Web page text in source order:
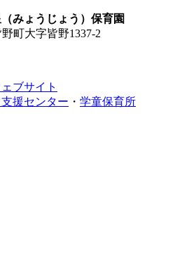
みょうじょう）保育園
町大字皆野1337-2
ブサイト
援センター ・ 学童保育所